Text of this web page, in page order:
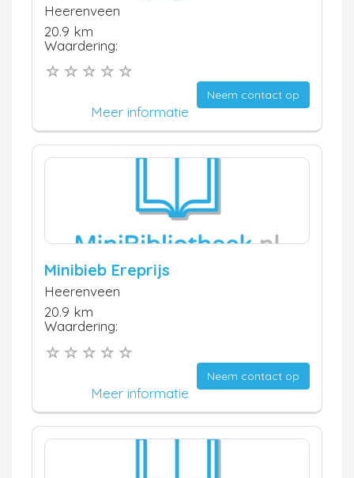
Heerenveen
20.9 km
Waardering:
Neem contact op
Meer informatie
Minibieb Ereprijs
Heerenveen
20.9 km
Waardering:
Neem contact op
Meer informatie